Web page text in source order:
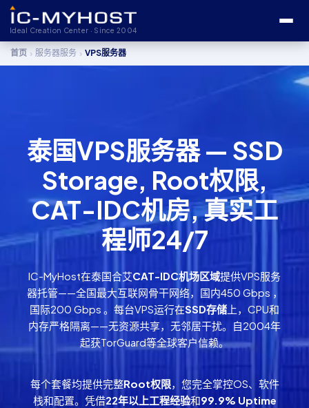
Ideal Creation Center · Since 2004
首页 › 服务器服务 › VPS服务器
泰国VPS服务器 — SSD
Storage, Root权限,
CAT-IDC机房, 真实工
程师24/7
IC-MyHost在泰国合艾CAT-IDC机场区域提供VPS服务
器托管——全国最大互联网骨干网络，国内450 Gbps ，
国际200 Gbps 。每台VPS运行在SSD存储 上，CPU和
内存严格隔离——无资源共享，无邻居干扰。自2004年
起获TorGuard等全球客户信赖。
每个套餐均提供完整Root权限，您完全掌控OS、软件
栈和配置。凭借22年以上工程经验和99.9% Uptime